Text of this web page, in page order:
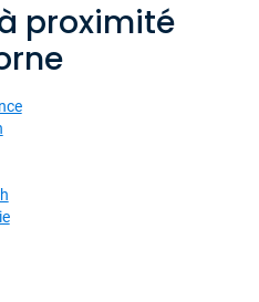
proximité